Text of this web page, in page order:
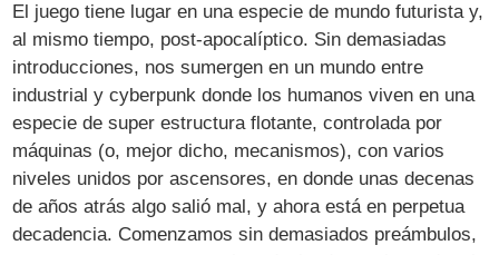
El juego tiene lugar en una especie de mundo futurista y,
al mismo tiempo, post-apocalíptico. Sin demasiadas
introducciones, nos sumergen en un mundo entre
industrial y cyberpunk donde los humanos viven en una
especie de super estructura flotante, controlada por
máquinas (o, mejor dicho, mecanismos), con varios
niveles unidos por ascensores, en donde unas decenas
de años atrás algo salió mal, y ahora está en perpetua
decadencia. Comenzamos sin demasiados preámbulos,